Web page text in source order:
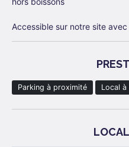
Accessible sur notre site
Parking à proximité Local à